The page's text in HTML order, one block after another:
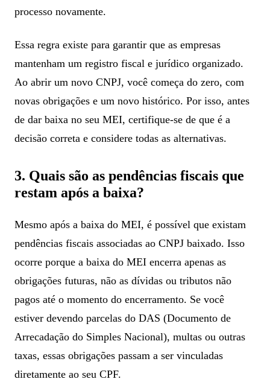
processo novamente.
Essa regra existe para garantir que as empresas
mantenham um registro fiscal e jurídico organizado.
Ao abrir um novo CNPJ, você começa do zero, com
novas obrigações e um novo histórico. Por isso, antes
de dar baixa no seu MEI, certifique-se de que é a
decisão correta e considere todas as alternativas.
3. Quais são as pendências fiscais que
restam após a baixa?
Mesmo após a baixa do MEI, é possível que existam
pendências fiscais associadas ao CNPJ baixado. Isso
ocorre porque a baixa do MEI encerra apenas as
obrigações futuras, não as dívidas ou tributos não
pagos até o momento do encerramento. Se você
estiver devendo parcelas do DAS (Documento de
Arrecadação do Simples Nacional), multas ou outras
taxas, essas obrigações passam a ser vinculadas
diretamente ao seu CPF.